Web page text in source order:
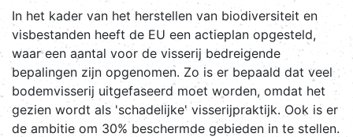
In het kader van het herstellen van biodiversiteit en
visbestanden heeft de EU een actieplan opgesteld,
waar een aantal voor de visserij bedreigende
bepalingen zijn opgenomen. Zo is er bepaald dat veel
bodemvisserij uitgefaseerd moet worden, omdat het
gezien wordt als 'schadelijke' visserijpraktijk. Ook is er
de ambitie om 30% beschermde gebieden in te stellen.